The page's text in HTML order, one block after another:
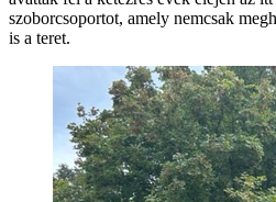
szoborcsoportot, amely nemcsak
is a teret.